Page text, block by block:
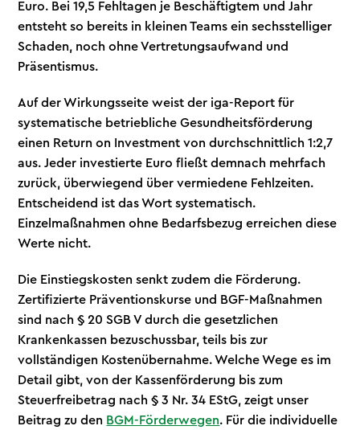
Euro. Bei 19,5 Fehltagen je Beschäftigtem und Jahr
entsteht so bereits in kleinen Teams ein sechsstelliger
Schaden, noch ohne Vertretungsaufwand und
Präsentismus.
Auf der Wirkungsseite weist der iga-Report für
systematische betriebliche Gesundheitsförderung
einen Return on Investment von durchschnittlich 1:2,7
aus. Jeder investierte Euro fließt demnach mehrfach
zurück, überwiegend über vermiedene Fehlzeiten.
Entscheidend ist das Wort systematisch.
Einzelmaßnahmen ohne Bedarfsbezug erreichen diese
Werte nicht.
Die Einstiegskosten senkt zudem die Förderung.
Zertifizierte Präventionskurse und BGF-Maßnahmen
sind nach § 20 SGB V durch die gesetzlichen
Krankenkassen bezuschussbar, teils bis zur
vollständigen Kostenübernahme. Welche Wege es im
Detail gibt, von der Kassenförderung bis zum
Steuerfreibetrag nach § 3 Nr. 34 EStG, zeigt unser
Beitrag zu den BGM-Förderwegen. Für die individuelle